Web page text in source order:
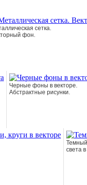
сетка.
фон.
Черные фоны в векторе.
Абстрактные рисунки.
света